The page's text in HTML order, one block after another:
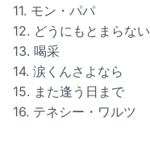
11. モン・パパ
12. どうにもとまらない
13. 喝采
14. 涙くんさよなら
15. また逢う日まで
16. テネシー・ワルツ